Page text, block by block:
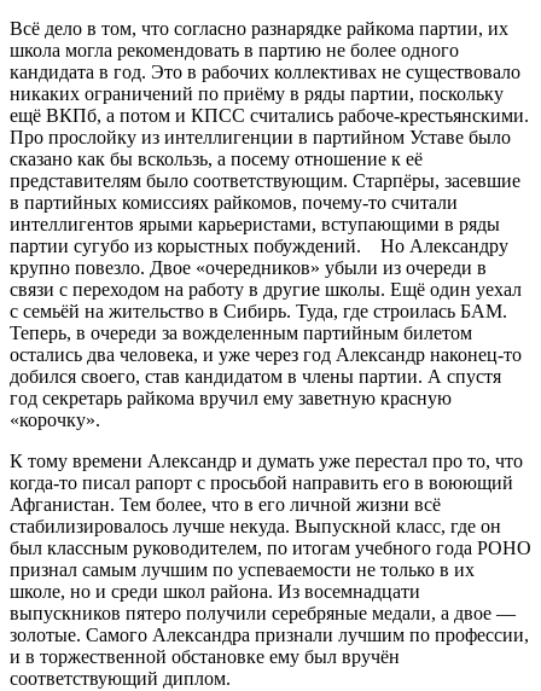
Всё дело в том, что согласно разнарядке райкома партии, их
школа могла рекомендовать в партию не более одного
кандидата в год. Это в рабочих коллективах не существовало
никаких ограничений по приёму в ряды партии, поскольку
ещё ВКПб, а потом и КПСС считались рабоче-крестьянскими.
Про прослойку из интеллигенции в партийном Уставе было
сказано как бы вскользь, а посему отношение к её
представителям было соответствующим. Старпёры, засевшие
в партийных комиссиях райкомов, почему-то считали
интеллигентов ярыми карьеристами, вступающими в ряды
партии сугубо из корыстных побуждений. Но Александру
крупно повезло. Двое «очередников» убыли из очереди в
связи с переходом на работу в другие школы. Ещё один уехал
с семьёй на жительство в Сибирь. Туда, где строилась БАМ.
Теперь, в очереди за вожделенным партийным билетом
остались два человека, и уже через год Александр наконец-то
добился своего, став кандидатом в члены партии. А спустя
год секретарь райкома вручил ему заветную красную
«корочку».
К тому времени Александр и думать уже перестал про то, что
когда-то писал рапорт с просьбой направить его в воюющий
Афганистан. Тем более, что в его личной жизни всё
стабилизировалось лучше некуда. Выпускной класс, где он
был классным руководителем, по итогам учебного года РОНО
признал самым лучшим по успеваемости не только в их
школе, но и среди школ района. Из восемнадцати
выпускников пятеро получили серебряные медали, а двое —
золотые. Самого Александра признали лучшим по профессии,
и в торжественной обстановке ему был вручён
соответствующий диплом.